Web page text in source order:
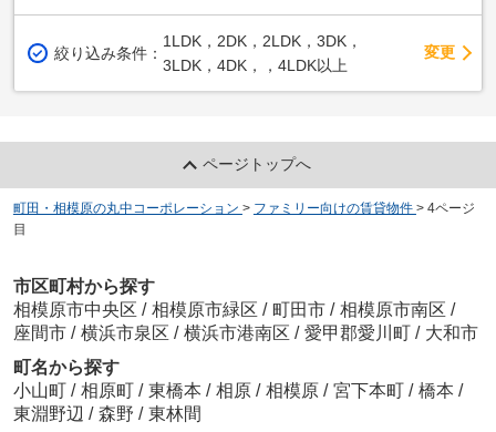
絞り込み条件：
1LDK，2DK，2LDK，3DK，
3LDK，4DK，，4LDK以上
変更
ページトップへ
町田・相模原の丸中コーポレーション > ファミリー向けの賃貸物件 > 4ページ
目
市区町村から探す
相模原市中央区 / 相模原市緑区 / 町田市 / 相模原市南区 /
座間市 / 横浜市泉区 / 横浜市港南区 / 愛甲郡愛川町 / 大和市
町名から探す
小山町 / 相原町 / 東橋本 / 相原 / 相模原 / 宮下本町 / 橋本 /
東淵野辺 / 森野 / 東林間